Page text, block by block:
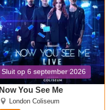
Sluit op 6 september 2026
Now You See Me
London Coliseum